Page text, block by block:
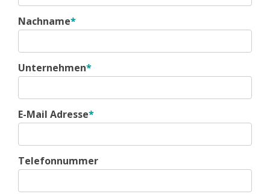
Nachname*
Unternehmen*
E-Mail Adresse*
Telefonnummer